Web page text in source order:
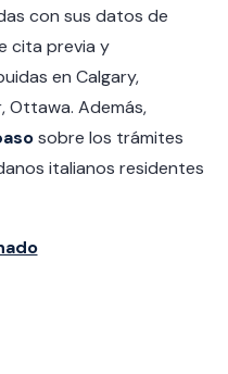
con sus datos de
cita previa y
en Calgary,
Ottawa. Además,
sobre los trámites
italianos residentes